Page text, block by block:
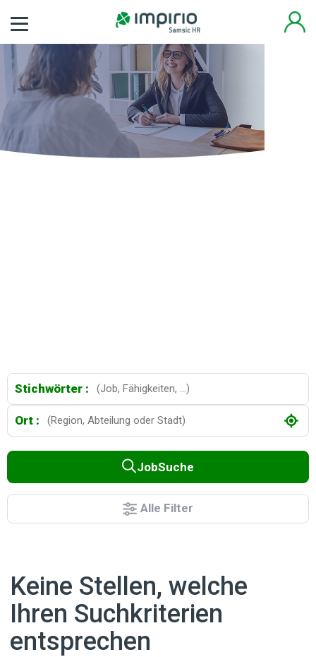
Stichwörter :
Ort :
JobSuche
Alle Filter
Keine Stellen, welche
Ihren Suchkriterien
entsprechen